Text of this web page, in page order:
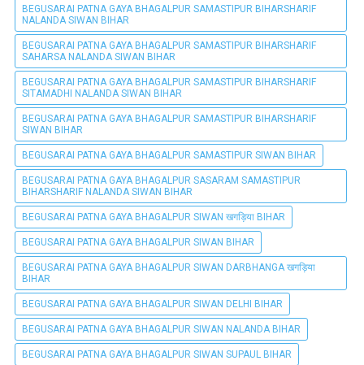
BEGUSARAI PATNA GAYA BHAGALPUR SAMASTIPUR BIHARSHARIF
NALANDA SIWAN BIHAR
BEGUSARAI PATNA GAYA BHAGALPUR SAMASTIPUR BIHARSHARIF
SAHARSA NALANDA SIWAN BIHAR
BEGUSARAI PATNA GAYA BHAGALPUR SAMASTIPUR BIHARSHARIF
SITAMADHI NALANDA SIWAN BIHAR
BEGUSARAI PATNA GAYA BHAGALPUR SAMASTIPUR BIHARSHARIF
SIWAN BIHAR
BEGUSARAI PATNA GAYA BHAGALPUR SAMASTIPUR SIWAN BIHAR
BEGUSARAI PATNA GAYA BHAGALPUR SASARAM SAMASTIPUR
BIHARSHARIF NALANDA SIWAN BIHAR
BEGUSARAI PATNA GAYA BHAGALPUR SIWAN खगड़िया BIHAR
BEGUSARAI PATNA GAYA BHAGALPUR SIWAN BIHAR
BEGUSARAI PATNA GAYA BHAGALPUR SIWAN DARBHANGA खगड़िया
BIHAR
BEGUSARAI PATNA GAYA BHAGALPUR SIWAN DELHI BIHAR
BEGUSARAI PATNA GAYA BHAGALPUR SIWAN NALANDA BIHAR
BEGUSARAI PATNA GAYA BHAGALPUR SIWAN SUPAUL BIHAR